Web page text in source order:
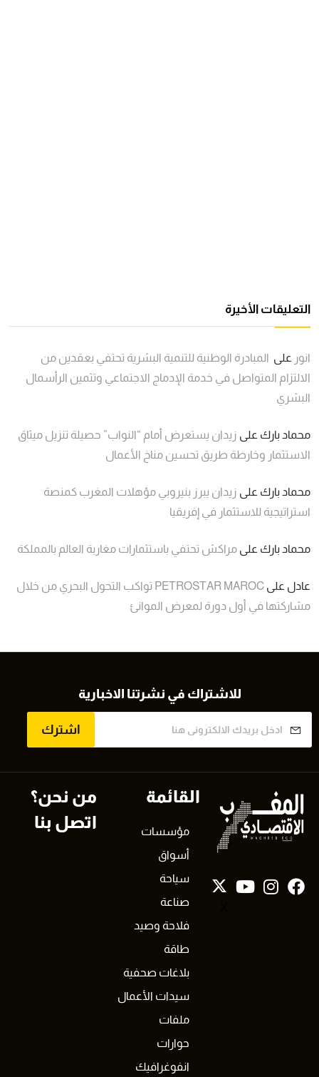
التعليقات الأخيرة
انور على المبادرة الوطنية للتنمية البشرية تحتفي بعقدين من
الالتزام المتواصل في خدمة الإدماج الاجتماعي وتثمين الرأسمال
البشري
محماد بارك على زيدان يستعرض أمام “النواب” حصيلة تنزيل ميثاق
الاستثمار وخارطة طريق تحسين مناخ الأعمال
محماد بارك على زيدان يبرز بنيروبي مؤهلات المغرب كمنصة
استراتيجية للاستثمار في إفريقيا
محماد بارك على مراكش تحتفي باستثمارات مغاربة العالم بالمملكة
عادل على
PETROSTAR MAROC تواكب التحول البحري من خلال
مشاركتها في أول دورة لمعرض الموانئ
للاشتراك في نشرتنا الاخبارية
اشترك
القائمة
مؤسسات
أسواق
سياحة
صناعة
فلاحة وصيد
طاقة
بلاغات صحفية
سيدات الأعمال
ملفات
حوارات
انفوغرافيك
من نحن؟
اتصل بنا